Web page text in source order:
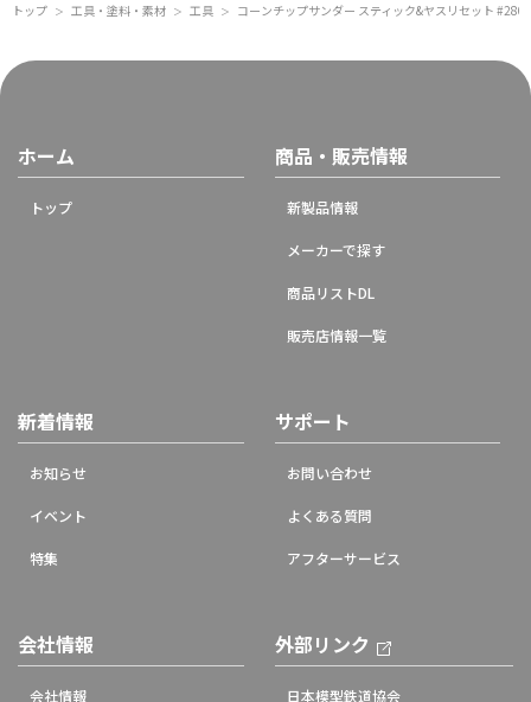
トップ ＞ 工具・塗料・素材 ＞ 工具 ＞ コーンチップサンダー スティック&ヤスリセット #280
ホーム
トップ
商品・販売情報
新製品情報
メーカーで探す
商品リストDL
販売店情報一覧
新着情報
お知らせ
イベント
特集
サポート
お問い合わせ
よくある質問
アフターサービス
会社情報
会社情報
外部リンク
日本模型鉄道協会